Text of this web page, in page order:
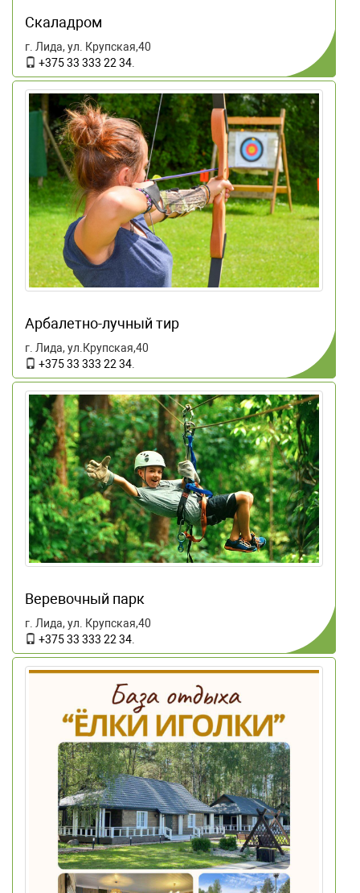
Скаладром
г. Лида, ул. Крупская,40
+375 33 333 22 34
Арбалетно-лучный тир
г. Лида, ул.Крупская,40
+375 33 333 22 34
Веревочный парк
г. Лида, ул. Крупская,40
+375 33 333 22 34